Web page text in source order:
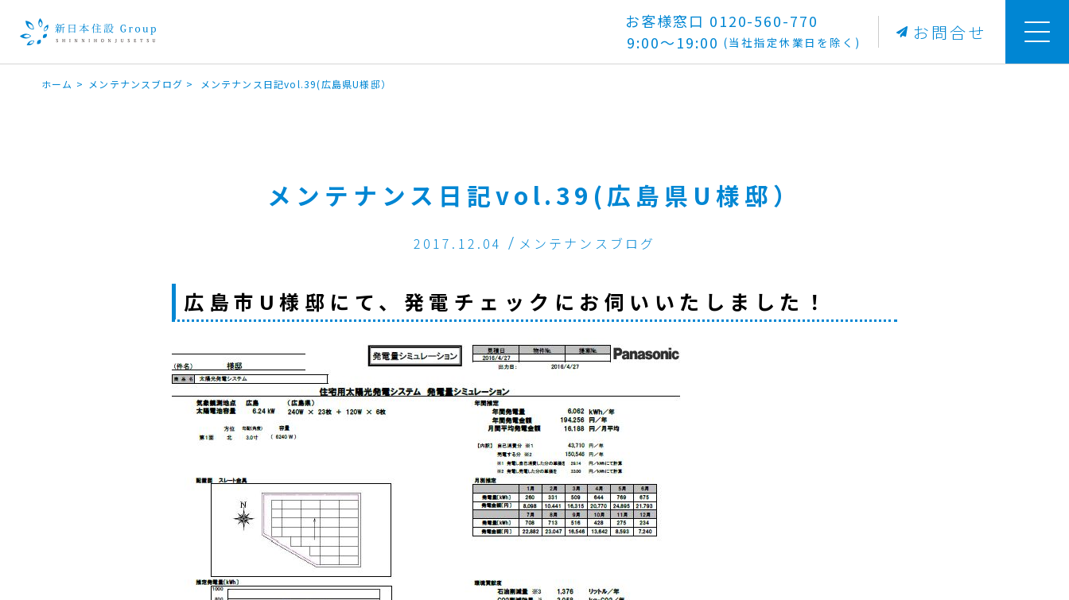
お客様窓口 0120-560-770
9:00～19:00 (当社指定休業日を除く) お問合せ
ホーム > メンテナンスブログ > メンテナンス日記vol.39(広島県U様邸）
メンテナンス日記vol.39(広島県U様邸）
2017.12.04 メンテナンスブログ
広島市U様邸にて、発電チェックにお伺いいたしました！